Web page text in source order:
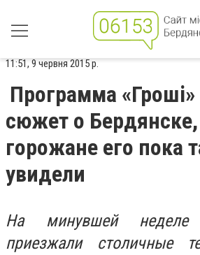
11:51, 9 червня 2015 р.
Программа «Гроші»
сюжет о
горожане его пока
увидели
На минувшей
приезжали столичные